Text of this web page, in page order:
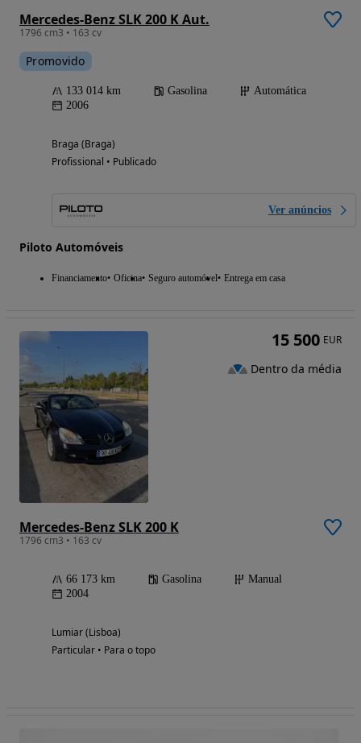
Mercedes-Benz SLK 200 K Aut.
1796 cm3 • 163 cv
Promovido
133 014 km Gasolina
Automática
2006
Braga (Braga)
Profissional • Publicado
Ver anúncios
Piloto Automóveis
Financiamento Oficina Seguro automóvel Entrega em casa
Mercedes-Benz SLK 200 K
1796 cm3 • 163 cv
66 173 km Gasolina
Manual
2004
Lumiar (Lisboa)
Particular • Para o topo
15 500 EUR
Dentro da média